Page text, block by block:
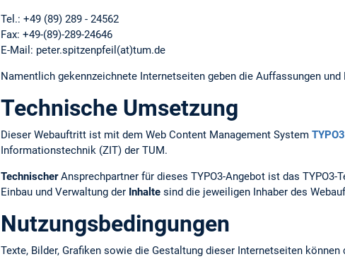
Tel.: +49 (89) 289 - 24562
Fax: +49-(89)-289-24646
E-Mail: peter.spitzenpfeil(at)tum.de
Namentlich gekennzeichnete Internetseiten geben die Auffassungen
Technische Umsetzung
Dieser Webauftritt ist mit dem Web Content Management System TYPO3
Informationstechnik (ZIT) der TUM.
TechnischerAnsprechpartner für dieses TYPO3-Angebot ist das TYPO3-
Einbau und Verwaltung der Inhalte sind die jeweiligen Inhaber des
Nutzungsbedingungen
Texte, Bilder, Grafiken sowie die Gestaltung dieser Internetseiten